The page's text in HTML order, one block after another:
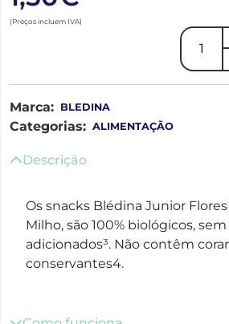
(Preços incluem IVA)
Marca: BLEDINA
Categorias: ALIMENTAÇÃO
Descrição
Os snacks Blédina Junior
Milho, são 100% biológicos,
adicionados³. Não contêm
conservantes4.